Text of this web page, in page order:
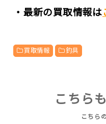
・最新の買取情報は
買取情報 釣具
こちら